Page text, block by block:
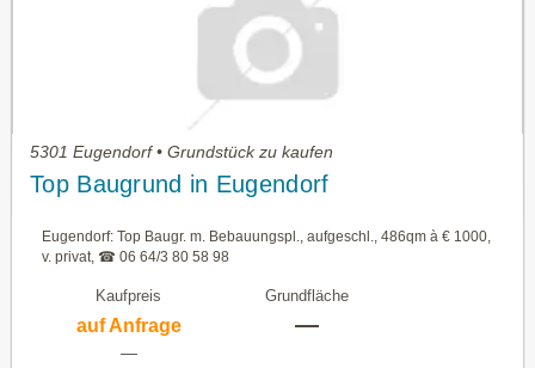
5301 Eugendorf • Grundstück zu kaufen
Top Baugrund in Eugendorf
Eugendorf: Top Baugr. m. Bebauungspl., aufgeschl., 486qm à € 1000,
v. privat, ☎ 06 64/3 80 58 98
Kaufpreis
auf Anfrage
—
Grundfläche
—